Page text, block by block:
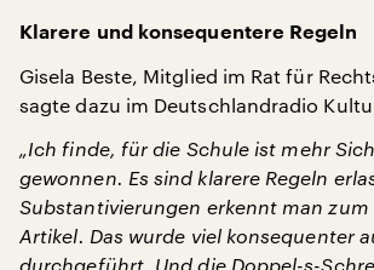
Klarere und konsequentere Regeln
Gisela Beste, Mitglied im Rat für
sagte dazu im Deutschlandradio
„Ich finde, für die Schule ist mehr
gewonnen. Es sind klarere Regeln
Substantivierungen erkennt man zum
Artikel. Das wurde viel konsequenter
durchgeführt. Und die Doppel-s-